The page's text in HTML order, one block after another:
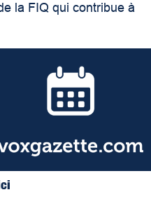
la FIQ qui contribue à